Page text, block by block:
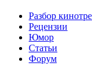
Разбор
Рецензии
Юмор
Статьи
Форум